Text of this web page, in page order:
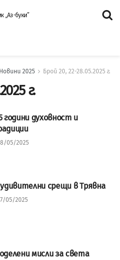
„Аз-буки”
Новини 2025 Брой 20, 22-28.05.2025 г.
г.
години духовност и
05/2025
срещи в Трявна
05/2025
мисли за света